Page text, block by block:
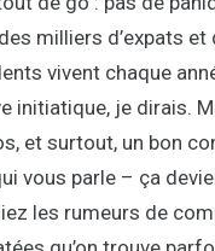
milliers d’expats et
vivent chaque
initiatique, je dirais.
et surtout, un bon
vous parle – ça
les rumeurs de